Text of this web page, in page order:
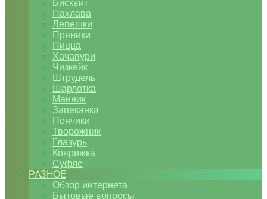
Бисквит
Пахлава
Лепешки
Пряники
Пицца
Хачапури
Чизкейк
Штрудель
Шарлотка
Манник
Запеканка
Пончики
Творожник
Глазурь
Коврижка
Суфле
РАЗНОЕ
Обзор интернета
Бытовые вопросы